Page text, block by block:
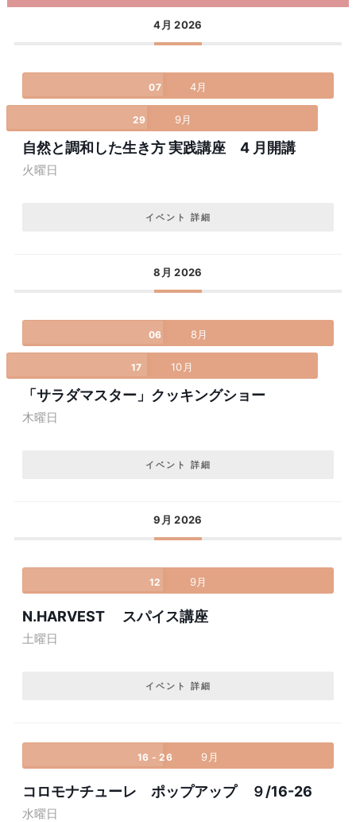
4月 2026
07 4月
29 9月
自然と調和した生き方 実践講座 4 月開講
火曜日
イベント 詳細
8月 2026
06 8月
17 10月
「サラダマスター」クッキングショー
木曜日
イベント 詳細
9月 2026
12 9月
N.HARVEST スパイス講座
土曜日
イベント 詳細
16 - 26 9月
コロモナチューレ ポップアップ ９/16-26
水曜日